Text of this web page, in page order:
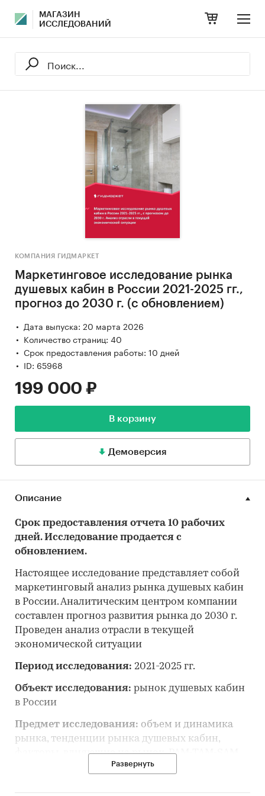
МАГАЗИН
ИССЛЕДОВАНИЙ
КОМПАНИЯ ГИДМАРКЕТ
Маркетинговое исследование рынка
душевых кабин в России 2021-2025 гг.,
прогноз до 2030 г. (с обновлением)
Дата выпуска: 20 марта 2026
Количество страниц: 40
Срок предоставления работы: 10 дней
ID: 65968
199 000 ₽
В корзину
Демоверсия
Описание
Срок предоставления отчета 10 рабочих
дней. Исследование продается с
обновлением.
Настоящее исследование представляет собой
маркетинговый анализ рынка душевых кабин
в России. Аналитическим центром компании
составлен прогноз развития рынка до 2030 г.
Проведен анализ отрасли в текущей
экономической ситуации
Период исследования: 2021-2025 гг.
Объект исследования: рынок душевых кабин
в России
Предмет исследования: объем и динамика
рынка, тенденции рынка душевых кабин,
факторы, влияющие на рынок, PAM-TAM-SAM
рынка, основные конкуренты, потребители,
Развернуть